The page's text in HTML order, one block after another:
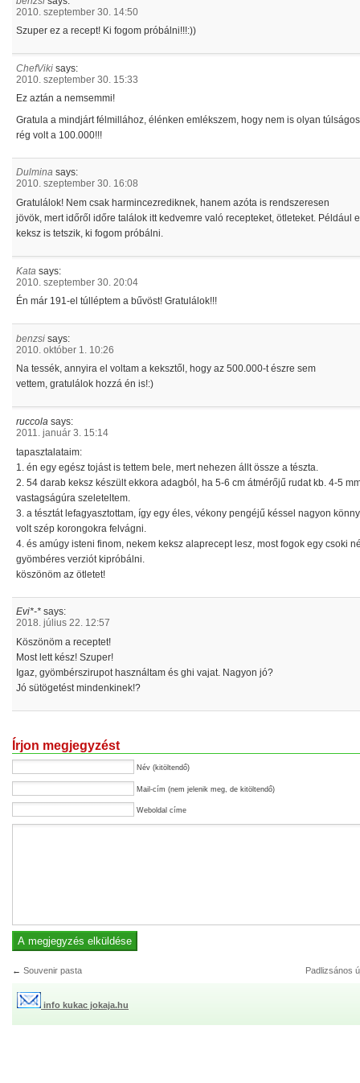
2010. szeptember 30. 14:50
Szuper ez a recept! Ki fogom próbálni!!!:))
ChefViki says:
2010. szeptember 30. 15:33
Ez aztán a nemsemmi!
Gratula a mindjárt félmillához, élénken emlékszem, hogy nem is olyan
rég volt a 100.000!!!
Dulmina says:
2010. szeptember 30. 16:08
Gratulálok! Nem csak harmincezrediknek, hanem azóta is rendszeresen
jövök, mert időről időre találok itt kedvemre való recepteket, ötleteket. Például
keksz is tetszik, ki fogom próbálni.
Kata says:
2010. szeptember 30. 20:04
Én már 191-el túlléptem a bűvöst! Gratulálok!!!
benzsi says:
2010. október 1. 10:26
Na tessék, annyira el voltam a keksztől, hogy az 500.000-t észre sem
vettem, gratulálok hozzá én is!:)
ruccola says:
2011. január 3. 15:14
tapasztalataim:
1. én egy egész tojást is tettem bele, mert nehezen állt össze a tészta.
2. 54 darab keksz készült ekkora adagból, ha 5-6 cm átmérőjű rudat kb. 4-5
vastagságúra szeleteltem.
3. a tésztát lefagyasztottam, így egy éles, vékony pengéjű késsel nagyon
volt szép korongokra felvágni.
4. és amúgy isteni finom, nekem keksz alaprecept lesz, most fogok egy csoki
gyömbéres verziót kipróbálni.
köszönöm az ötletet!
Evi*-* says:
2018. július 22. 12:57
Köszönöm a receptet!
Most lett kész! Szuper!
Igaz, gyömbérszirupot használtam és ghi vajat. Nagyon jó?
Jó sütögetést mindenkinek!?
Írjon megjegyzést
Név (kitöltendő)
Mail-cím (nem jelenik meg, de kitöltendő)
Weboldal címe
← Souvenir pasta Padlizsános
info kukac jokaja.hu